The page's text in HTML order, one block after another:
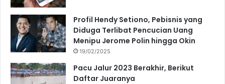
Profil Hendy Setiono, Pebisnis yang
Diduga Terlibat Pencucian Uang
Menipu Jerome Polin hingga Okin
19/02/2025
Pacu Jalur 2023 Berakhir, Berikut
Daftar Juaranya